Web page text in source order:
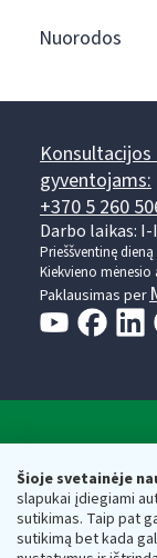
Šioje svetainėje
slapukai įdiegiami
sutikimas. Taip pat
sutikimą bet kada
Nuorodos
gyventojams:
+370 5 260
Darbo laikas: I-
Prieššventinę
Kiekvieno mėnesio
Paklausimas per
Respublikos
Biudžetinė įstaiga.
adresas: Vasario
vmi@vmi.lt, E.